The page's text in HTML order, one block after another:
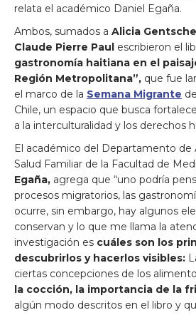
relata el académico Daniel Egaña.
Ambos, sumados a Alicia
Claude Pierre Paul escribieron el
gastronomía haitiana en el
Región Metropolitana”, que fue
el marco de la Semana Migrante
Chile, un espacio que busca
a la interculturalidad y los derechos
El académico del Departamento de
Salud Familiar de la Facultad de
Egaña, agrega que “uno podría
procesos migratorios, las
ocurre, sin embargo, hay algunos
conservan y lo que me llama la
investigación es cuáles son los
descubrirlos y hacerlos visibles:
ciertas concepciones de los
la cocción, la importancia de la
algún modo descritos en el libro y